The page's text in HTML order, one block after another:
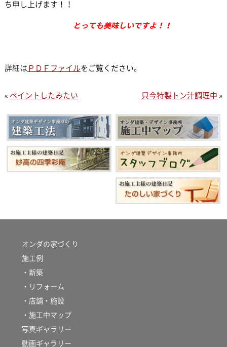
ち申し上げます！！
とっても美味しいですよ！！
詳細は ＰＤＦファイルをご覧ください。
« ペイントしたみたい 只今特製トン汁調理中 »
オンダの家づくり
施工例
・新築
・リフォーム
・店舗・施設
・施工中マップ
写真ギャラリー
動画ギャラリー